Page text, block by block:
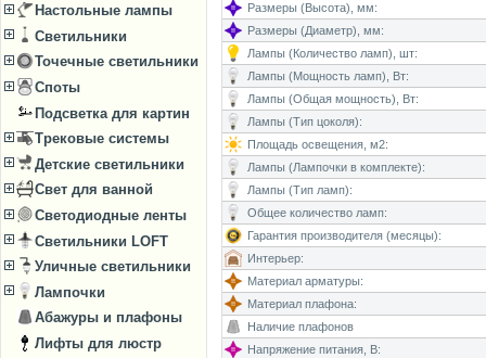
Настольные лампы
Светильники
Точечные светильники
Споты
Подсветка для картин
Трековые системы
Детские светильники
Свет для ванной
Светодиодные ленты
Светильники LOFT
Уличные светильники
Лампочки
Абажуры и плафоны
Лифты для люстр
Размеры (Высота), мм:
Размеры (Диаметр), мм:
Лампы (Количество ламп), шт:
Лампы (Мощность ламп), Вт:
Лампы (Общая мощность), Вт:
Лампы (Тип цоколя):
Площадь освещения, м2:
Лампы (Лампочки в комплекте):
Лампы (Тип ламп):
Общее количество ламп:
Гарантия производителя (месяцы):
Интерьер:
Материал арматуры:
Материал плафона:
Наличие плафонов
Напряжение питания, В: